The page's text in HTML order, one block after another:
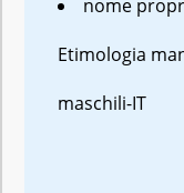
nome
Etimologia
maschili-IT